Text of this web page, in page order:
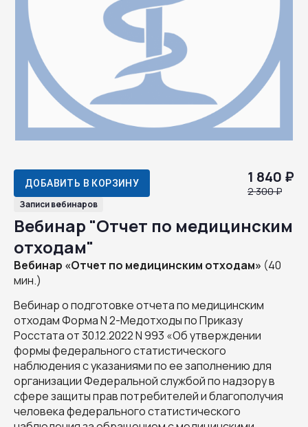
Записи вебинаров
Вебинар "Отчет по медицинским
отходам"
Вебинар «Отчет по медицинским отходам» (40
мин.)
Вебинар о подготовке отчета по медицинским
отходам Форма N 2-Медотходы по Приказу
Росстата от 30.12.2022 N 993 «Об утверждении
формы федерального статистического
наблюдения с указаниями по ее заполнению для
организации Федеральной службой по надзору в
сфере защиты прав потребителей и благополучия
человека федерального статистического
1 840 ₽
2 300 ₽
ДОБАВИТЬ В КОРЗИНУ